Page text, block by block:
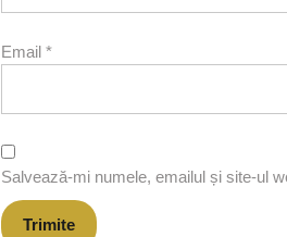
Email *
Salvează-mi numele, emailul și site-ul